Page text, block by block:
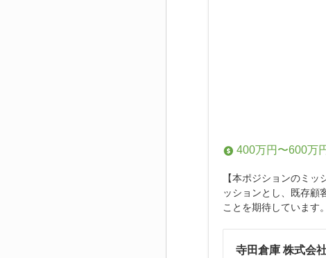
400万円〜600万
【本ポジションのミ
ッションとし、既存顧
ことを期待しています
寺田倉庫 株式会